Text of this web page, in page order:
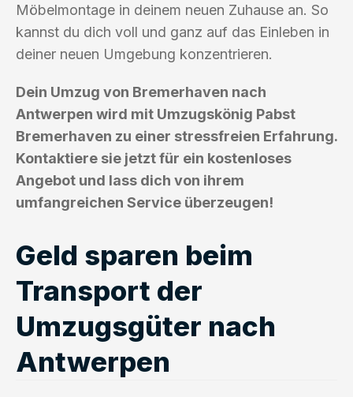
Möbelmontage in deinem neuen Zuhause an. So
kannst du dich voll und ganz auf das Einleben in
deiner neuen Umgebung konzentrieren.
Dein Umzug von Bremerhaven nach
Antwerpen wird mit Umzugskönig Pabst
Bremerhaven zu einer stressfreien Erfahrung.
Kontaktiere sie jetzt für ein kostenloses
Angebot und lass dich von ihrem
umfangreichen Service überzeugen!
Geld sparen beim
Transport der
Umzugsgüter nach
Antwerpen